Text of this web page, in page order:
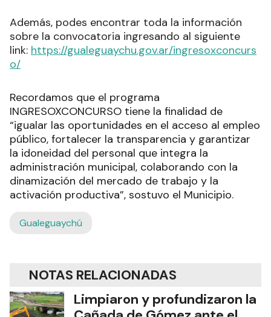
Además, podes encontrar toda la información
sobre la convocatoria ingresando al siguiente
link: https://gualeguaychu.gov.ar/ingresoxconcurs
o/
Recordamos que el programa
INGRESOXCONCURSO tiene la finalidad de
“igualar las oportunidades en el acceso al empleo
público, fortalecer la transparencia y garantizar
la idoneidad del personal que integra la
administración municipal, colaborando con la
dinamización del mercado de trabajo y la
activación productiva”, sostuvo el Municipio.
Gualeguaychú
NOTAS RELACIONADAS
Limpiaron y profundizaron la